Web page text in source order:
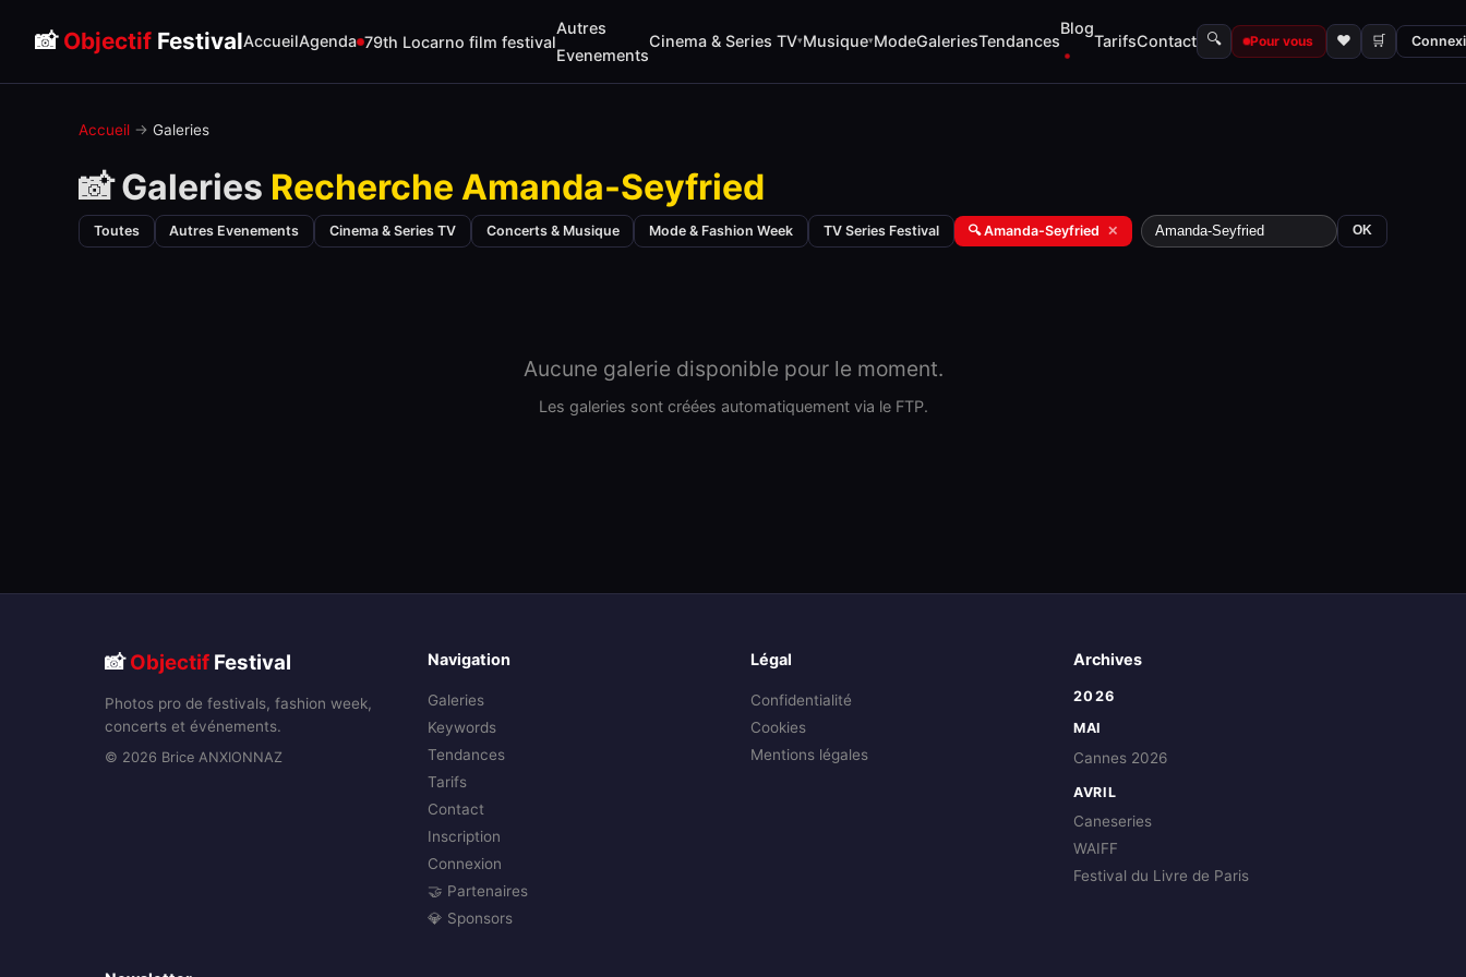
📸 Objectif FestivalAccueilAgenda 79th Locarno film festival
Autres
Evenements
Cinema & Series TV▾Musique▾ModeGaleriesTendances
Blog
TarifsContact 🔍 Pour vous ♥ 🛒
Accueil → Galeries
📸 Galeries Recherche Amanda-Seyfried
Toutes Autres Evenements Cinema & Series TV Concerts & Musique Mode & Fashion Week TV Series Festival 🔍 Amanda-Seyfried ✕ OK
Aucune galerie disponible pour le moment.
Les galeries sont créées automatiquement via le FTP.
📸Objectif Festival
Photos pro de festivals, fashion week,
concerts et événements.
© 2026 Brice ANXIONNAZ
Navigation
Galeries
Keywords
Tendances
Tarifs
Contact
Inscription
Connexion
🤝 Partenaires
💎 Sponsors
Légal
Confidentialité
Cookies
Mentions légales
Archives
2026
MAI
Cannes 2026
AVRIL
Caneseries
WAIFF
Festival du Livre de Paris